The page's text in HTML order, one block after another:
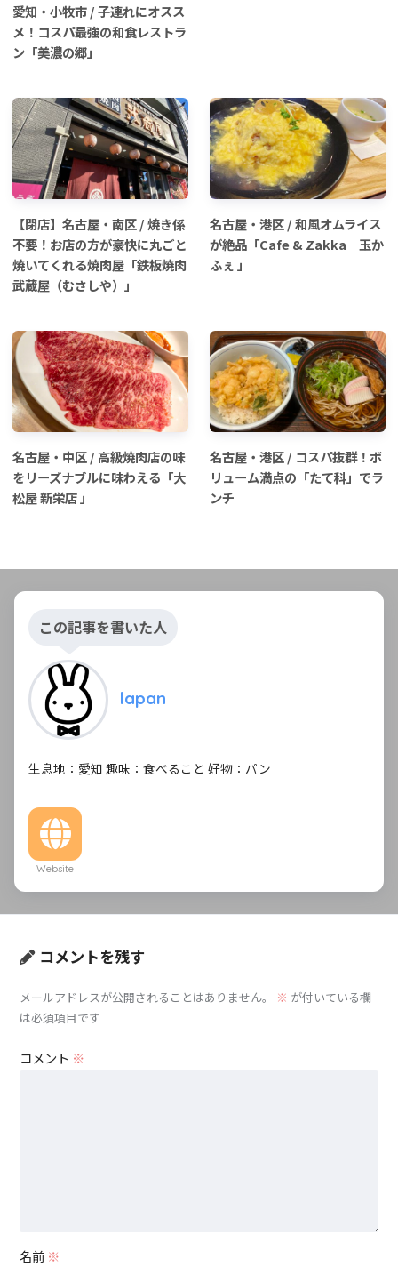
愛知・小牧市 / 子連れにオスス
メ！コスパ最強の和食レストラ
ン「美濃の郷」
【閉店】名古屋・南区 / 焼き係
不要！お店の方が豪快に丸ごと
焼いてくれる焼肉屋「鉄板焼肉
武蔵屋（むさしや）」
名古屋・港区 / 和風オムライス
が絶品「Cafe & Zakka 玉か
ふぇ 」
名古屋・中区 / 高級焼肉店の味
をリーズナブルに味わえる「大
松屋 新栄店 」
名古屋・港区 / コスパ抜群！ボ
リューム満点の「たて科」でラ
ンチ
この記事を書いた人
lapan
生息地：愛知 趣味：食べること 好物：パン
Website
コメントを残す
メールアドレスが公開されることはありません。 ※ が付いている欄
は必須項目です
コメント ※
名前 ※